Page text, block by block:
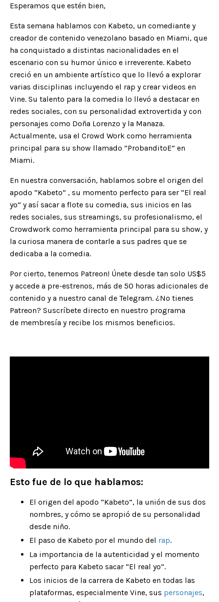
Esperamos que estén bien,
Esta semana hablamos con Kabeto, un comediante y
creador de contenido venezolano basado en Miami, que
ha conquistado a distintas nacionalidades en el
escenario con su humor único e irreverente. Kabeto
creció en un ambiente artístico que lo llevó a explorar
varias disciplinas incluyendo el rap y crear videos en
Vine. Su talento para la comedia lo llevó a destacar en
redes sociales, con su personalidad extrovertida y con
personajes como Doña Lorenzo y la Manaza.
Actualmente, usa el Crowd Work como herramienta
principal para su show llamado ”ProbanditoE” en
Miami.
En nuestra conversación, hablamos sobre el origen del
apodo “Kabeto” , su momento perfecto para ser “El real
yo” y así sacar a flote su comedia, sus inicios en las
redes sociales, sus streamings, su profesionalismo, el
Crowdwork como herramienta principal para su show, y
la curiosa manera de contarle a sus padres que se
dedicaba a la comedia.
Por cierto, tenemos Patreon! Únete desde tan solo US$5
y accede a pre-estrenos, más de 50 horas adicionales de
contenido y a nuestro canal de Telegram. ¿No tienes
Patreon? Suscríbete directo en nuestro programa
de membresía y recibe los mismos beneficios.
Esto fue de lo que hablamos:
El origen del apodo “Kabeto”, la unión de sus dos
nombres, y cómo se apropió de su personalidad
desde niño.
El paso de Kabeto por el mundo del rap.
La importancia de la autenticidad y el momento
perfecto para Kabeto sacar “El real yo”.
Los inicios de la carrera de Kabeto en todas las
plataformas, especialmente Vine, sus personajes,